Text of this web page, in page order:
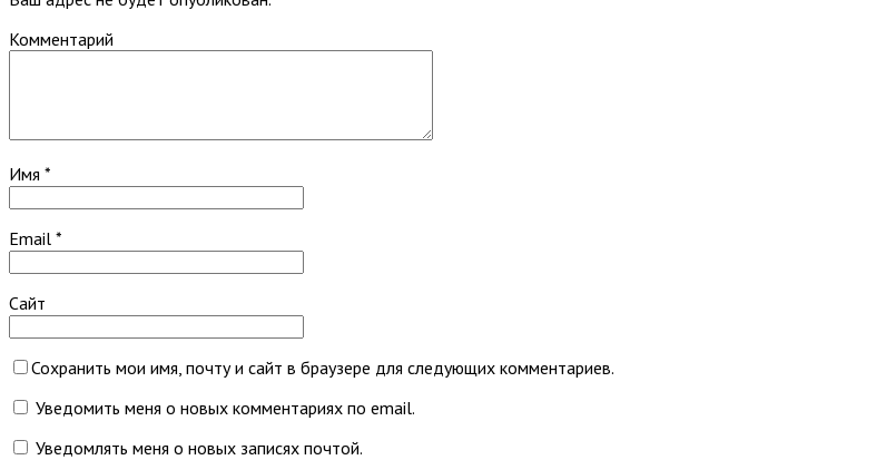
Комментарий
Имя *
Email *
Сайт
Сохранить мои имя, почту и сайт в браузере для следующих комментариев.
Уведомить меня о новых комментариях по email.
Уведомлять меня о новых записях почтой.